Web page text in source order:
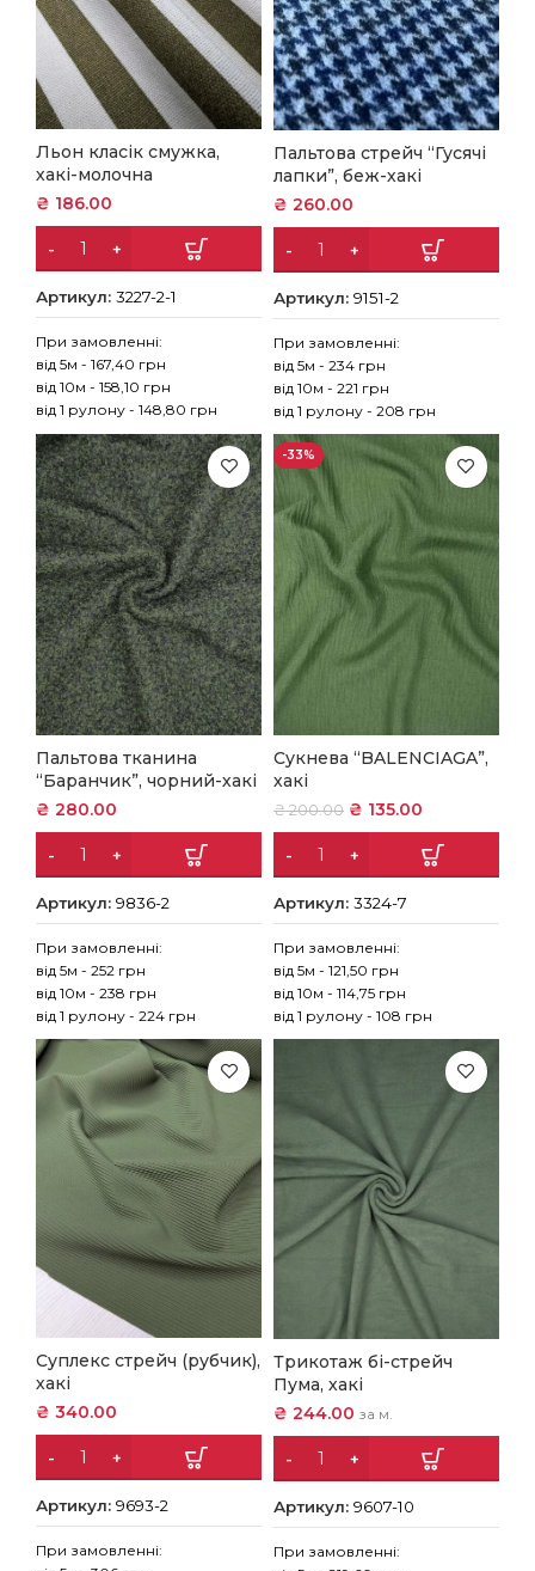
Льон класік смужка,
хакі-молочна
₴ 186.00
Артикул:3227-2-1
При замовленні:
від 5м - 167,40 грн
від 10м - 158,10 грн
від 1 рулону - 148,80 грн
Пальтова стрейч “Гусячі
лапки”, беж-хакі
₴ 260.00
Артикул: 9151-2
При замовленні:
від 5м - 234 грн
від 10м - 221 грн
від 1 рулону - 208 грн
Пальтова тканина
“Баранчик”, чорний-хакі
₴ 280.00
Артикул:9836-2
При замовленні:
від 5м - 252 грн
від 10м - 238 грн
від 1 рулону - 224 грн
-33%
Сукнева “BALENCIAGA”,
хакі
₴200.00 ₴ 135.00
Артикул: 3324-7
При замовленні:
від 5м - 121,50 грн
від 10м - 114,75 грн
від 1 рулону - 108 грн
Суплекс стрейч (рубчик),
хакі
₴ 340.00
Артикул:9693-2
При замовленні:
Трикотаж бі-стрейч
Пума, хакі
₴ 244.00 за м.
Артикул: 9607-10
При замовленні: